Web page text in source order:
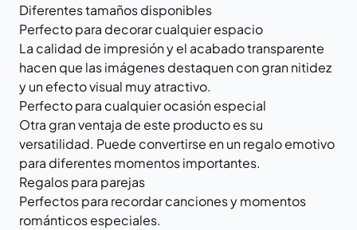
Diferentes tamaños disponibles
Perfecto para decorar cualquier espacio
La calidad de impresión y el acabado transparente
hacen que las imágenes destaquen con gran nitidez
y un efecto visual muy atractivo.
Perfecto para cualquier ocasión especial
Otra gran ventaja de este producto es su
versatilidad. Puede convertirse en un regalo emotivo
para diferentes momentos importantes.
Regalos para parejas
Perfectos para recordar canciones y momentos
románticos especiales.